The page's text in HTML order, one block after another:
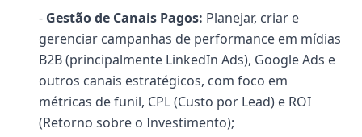
- Gestão de Canais Pagos: Planejar, criar e
gerenciar campanhas de performance em mídias
B2B (principalmente LinkedIn Ads), Google Ads e
outros canais estratégicos, com foco em
métricas de funil, CPL (Custo por Lead) e ROI
(Retorno sobre o Investimento);